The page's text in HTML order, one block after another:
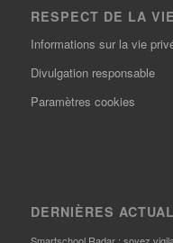
RESPECT DE LA
Informations sur la vie
Divulgation responsable
Paramètres cookies
DERNIÈRES